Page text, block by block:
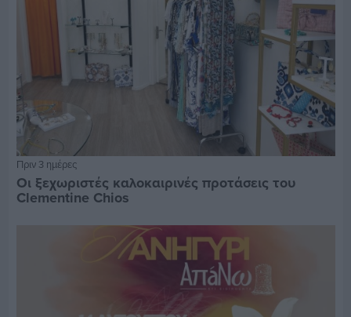
Πριν 3 ημέρες
Οι ξεχωριστές καλοκαιρινές προτάσεις του
Clementine Chios